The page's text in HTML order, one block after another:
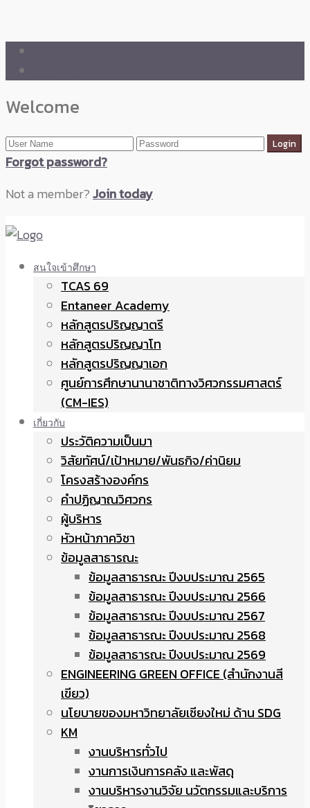
Welcome
Forgot password?
Not a member?Join today
สนใจเข้าศึกษา
TCAS 69
Entaneer Academy
หลักสูตรปริญญาตรี
หลักสูตรปริญญาโท
หลักสูตรปริญญาเอก
ศูนย์การศึกษานานาชาติทางวิศวกรรมศาสตร์
(CM-IES)
เกี่ยวกับ
ประวัติความเป็นมา
วิสัยทัศน์/เป้าหมาย/พันธกิจ/ค่านิยม
โครงสร้างองค์กร
คำปฏิญาณวิศวกร
ผู้บริหาร
หัวหน้าภาควิชา
ข้อมูลสาธารณะ
ข้อมูลสาธารณะ ปีงบประมาณ 2565
ข้อมูลสาธารณะ ปีงบประมาณ 2566
ข้อมูลสาธารณะ ปีงบประมาณ 2567
ข้อมูลสาธารณะ ปีงบประมาณ 2568
ข้อมูลสาธารณะ ปีงบประมาณ 2569
ENGINEERING GREEN OFFICE (สำนักงานสี
เขียว)
นโยบายของมหาวิทยาลัยเชียงใหม่ ด้าน SDG
KM
งานบริหารทั่วไป
งานการเงินการคลัง และพัสดุ
งานบริหารงานวิจัย นวัตกรรมและบริการ